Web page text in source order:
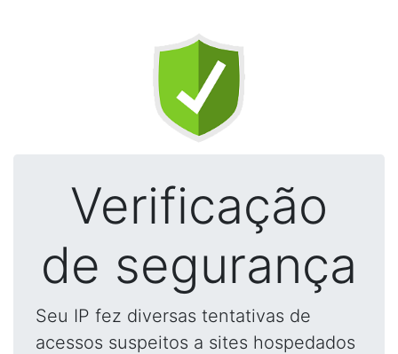
Verificação
de segurança
Seu IP fez diversas tentativas de
acessos suspeitos a sites hospedados